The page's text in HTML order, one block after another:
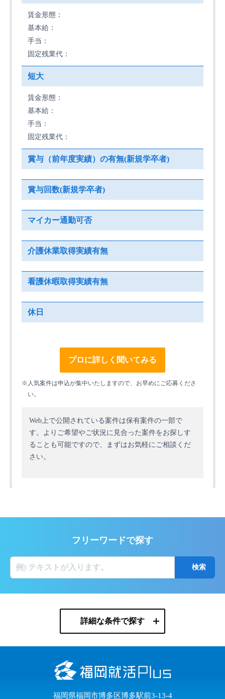
賃金形態：
基本給：
手当：
固定残業代：
短大
賃金形態：
基本給：
手当：
固定残業代：
賞与（前年度実績）の有無(新規学卒者)
賞与回数(新規学卒者)
マイカー通勤可否
介護休業取得実績有無
看護休暇取得実績有無
休日
プロに詳しく聞いてみる
※人気案件は申込が集中いたしますので、お早めにご応募くださ
い。
Web上で公開されている案件は保有案件の一部で
す。 よりご希望やご状況に見合った案件をお探しす
ることも可能ですので、まずはお気軽にご相談くだ
さい。
フリーワードで探す
詳細な条件で探す
福岡県福岡市博多区博多駅前3-13-4